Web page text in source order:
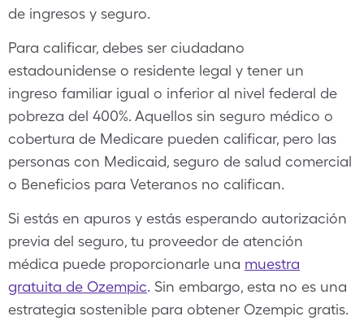
de ingresos y seguro.
Para calificar, debes ser ciudadano
estadounidense o residente legal y tener un
ingreso familiar igual o inferior al nivel federal de
pobreza del 400%. Aquellos sin seguro médico o
cobertura de Medicare pueden calificar, pero las
personas con Medicaid, seguro de salud comercial
o Beneficios para Veteranos no califican.
Si estás en apuros y estás esperando autorización
previa del seguro, tu proveedor de atención
médica puede proporcionarle una muestra
gratuita de Ozempic. Sin embargo, esta no es una
estrategia sostenible para obtener Ozempic gratis.